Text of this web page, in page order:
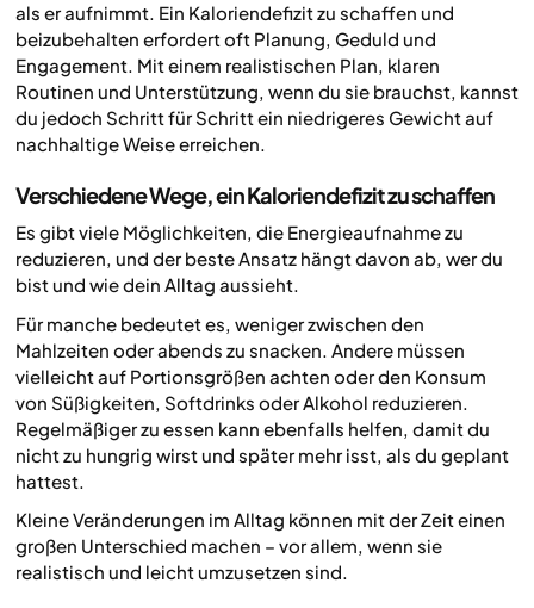
als er aufnimmt. Ein Kaloriendefizit zu schaffen und
beizubehalten erfordert oft Planung, Geduld und
Engagement. Mit einem realistischen Plan, klaren
Routinen und Unterstützung, wenn du sie brauchst, kannst
du jedoch Schritt für Schritt ein niedrigeres Gewicht auf
nachhaltige Weise erreichen.
Verschiedene Wege, ein Kaloriendefizit zu schaffen
Es gibt viele Möglichkeiten, die Energieaufnahme zu
reduzieren, und der beste Ansatz hängt davon ab, wer du
bist und wie dein Alltag aussieht.
Für manche bedeutet es, weniger zwischen den
Mahlzeiten oder abends zu snacken. Andere müssen
vielleicht auf Portionsgrößen achten oder den Konsum
von Süßigkeiten, Softdrinks oder Alkohol reduzieren.
Regelmäßiger zu essen kann ebenfalls helfen, damit du
nicht zu hungrig wirst und später mehr isst, als du geplant
hattest.
Kleine Veränderungen im Alltag können mit der Zeit einen
großen Unterschied machen – vor allem, wenn sie
realistisch und leicht umzusetzen sind.